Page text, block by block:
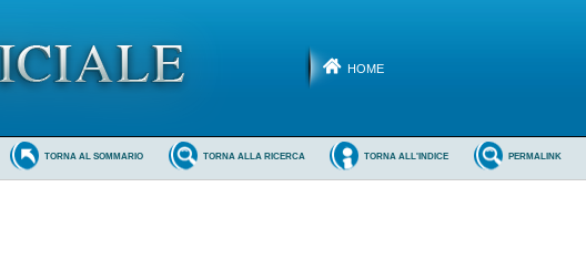
HOME
PERMALINK
TORNA ALL'INDICE
TORNA ALLA RICERCA
TORNA AL SOMMARIO